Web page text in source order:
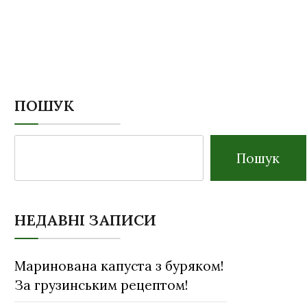
ПОШУК
Пошук
НЕДАВНІ ЗАПИСИ
Маринована капуста з буряком!
За грузинським рецептом!